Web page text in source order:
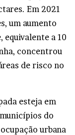
Em 2021
um aumento
equivalente a 10
concentrou
de risco no
esteja em
do
urbana